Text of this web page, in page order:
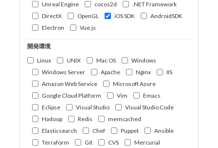
Unreal Engine
cocos2d
.NET Framework
DirectX
OpenGL iOS SDK
AndroidSDK
Electron
Vue.js
開発環境
Linux
UNIX Mac OS
Windows
Windows Server
Apache Nginx
IIS
Amazon Web Service
Microsoft Azure
Google Cloud Platform
Vim
Emacs
Eclipse
Visual Studio
Visual Studio Code
Hadoop
Redis
memcached
Elasticsearch
Chef Puppet
Ansible
Terraform
Git CVS
Mercurial